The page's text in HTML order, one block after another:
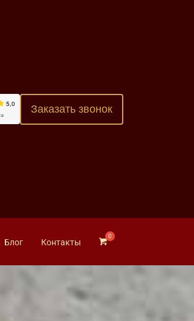
Заказать звонок
Блог Контакты